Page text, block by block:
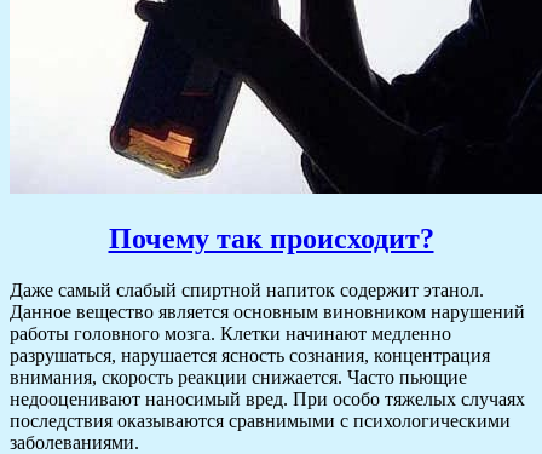
Почему так происходит?
Даже самый слабый спиртной напиток содержит этанол.
Данное вещество является основным виновником нарушений
работы головного мозга. Клетки начинают медленно
разрушаться, нарушается ясность сознания, концентрация
внимания, скорость реакции снижается. Часто пьющие
недооценивают наносимый вред. При особо тяжелых случаях
последствия оказываются сравнимыми с психологическими
заболеваниями.